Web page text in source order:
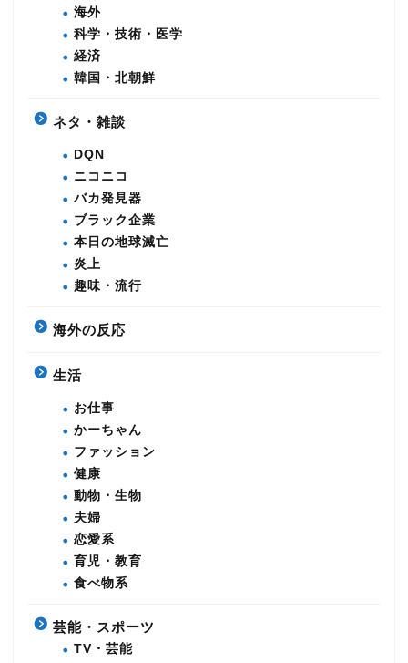
海外
科学・技術・医学
経済
韓国・北朝鮮
ネタ・雑談
DQN
ニコニコ
バカ発見器
ブラック企業
本日の地球滅亡
炎上
趣味・流行
海外の反応
生活
お仕事
かーちゃん
ファッション
健康
動物・生物
夫婦
恋愛系
育児・教育
食べ物系
芸能・スポーツ
TV・芸能